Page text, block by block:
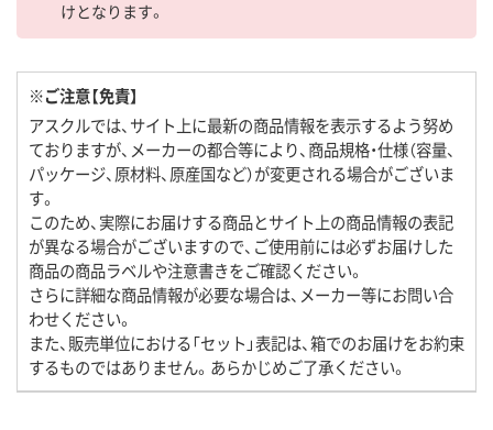
けとなります。
※ご注意【免責】
アスクルでは、サイト上に最新の商品情報を表示するよう努め
ておりますが、メーカーの都合等により、商品規格・仕様（容量、
パッケージ、原材料、原産国など）が変更される場合がございま
す。
このため、実際にお届けする商品とサイト上の商品情報の表記
が異なる場合がございますので、ご使用前には必ずお届けした
商品の商品ラベルや注意書きをご確認ください。
さらに詳細な商品情報が必要な場合は、メーカー等にお問い合
わせください。
また、販売単位における「セット」表記は、箱でのお届けをお約束
するものではありません。あらかじめご了承ください。